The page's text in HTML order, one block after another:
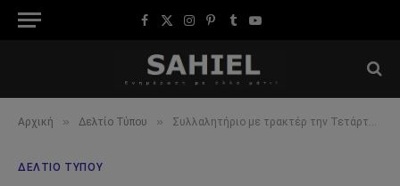
Facebook
X
Instagram
Pinterest
TumblrYouTube
Αρχική » Δελτίο Τύπου » Συλλαλητήριο με τρακτέρ την Τετάρτη 21 Ιουνίου, αποφασίστηκε στη Γενική Συνέλευση των αγροτών στον Τύρναβο
ΔΕΛΤΊΟ ΤΎΠΟΥ